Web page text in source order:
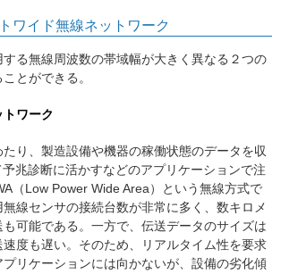
ワイド無線ネットワーク
る無線周波数の帯域幅が大きく異なる２つの
とができる。
ワーク
り、製造設備や機器の稼働状態のデータを収
兆診断に活かすなどのアプリケーションで注
（Low Power Wide Area）という無線方式で
線センサの接続台数が非常に多く、数キロメ
可能である。一方で、伝送データのサイズは
度も遅い。そのため、リアルタイム性を要求
リケーションには向かないが、設備の劣化傾